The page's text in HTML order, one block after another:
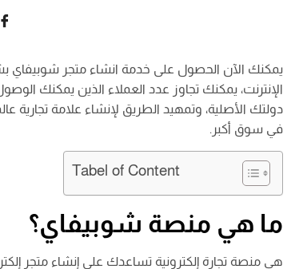
يمكنك الآن الحصول على خدمة انشاء متجر شوبيفاي
الإنترنت، يمكنك تجاوز عدد العملاء الذين يمكنك
دولتك الأصلية، وتمهيد الطريق لإنشاء علامة تجارية
في سوق أكبر.
Tabel of Content
ما هي منصة شوبيفاي؟
هي منصة تجارة إلكترونية تساعدك على إنشاء متجر